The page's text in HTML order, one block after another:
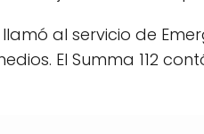
al servicio de
El Summa 112